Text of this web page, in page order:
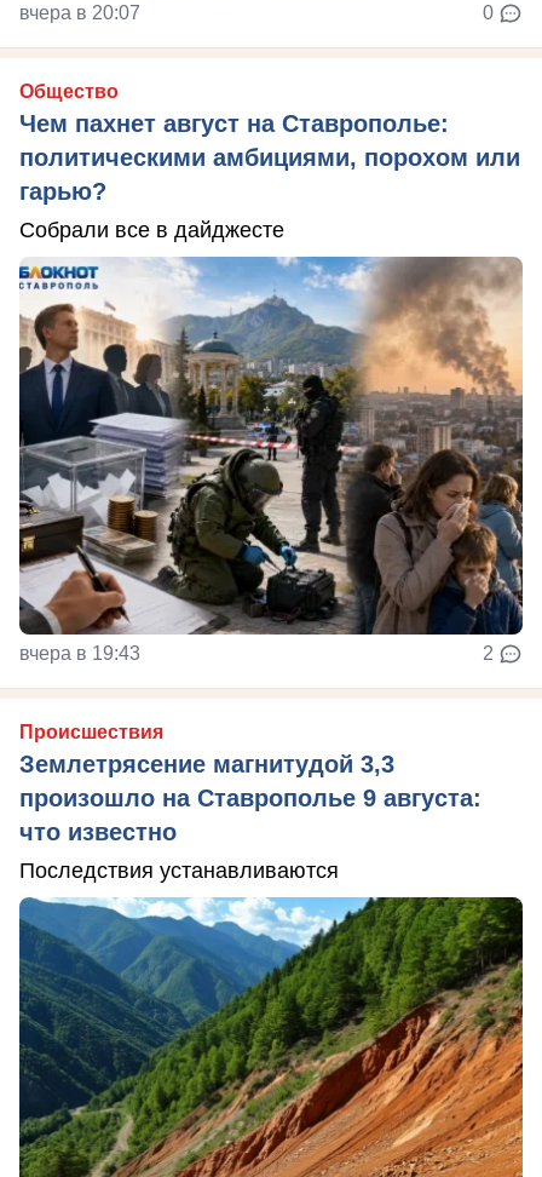
вчера в 20:07 0
Общество
Чем пахнет август на Ставрополье:
политическими амбициями, порохом или
гарью?
Собрали все в дайджесте
вчера в 19:43 2
Происшествия
Землетрясение магнитудой 3,3
произошло на Ставрополье 9 августа:
что известно
Последствия устанавливаются